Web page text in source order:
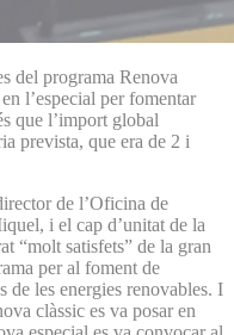
del programa Renova
l’especial per fomentar
que l’import global
prevista, que era de 2 i
de l’Oficina de
i el cap d’unitat de la
“molt satisfets” de la gran
per al foment de
de les energies renovables. I
clàssic es va posar en